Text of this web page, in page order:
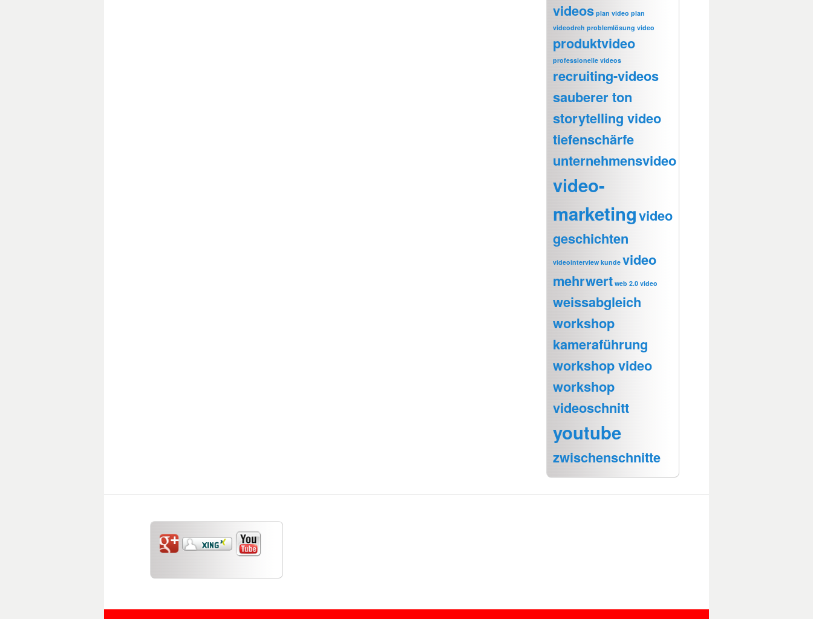
videos plan video plan
videodreh problemlösung video
produktvideo
professionelle videos
recruiting-videos
sauberer ton
storytelling video
tiefenschärfe
unternehmensvideo
video-
marketingvideo
geschichten
videointerview kunde video
mehrwert web 2.0 video
weissabgleich
workshop
kameraführung
workshop video
workshop
videoschnitt
youtube
zwischenschnitte